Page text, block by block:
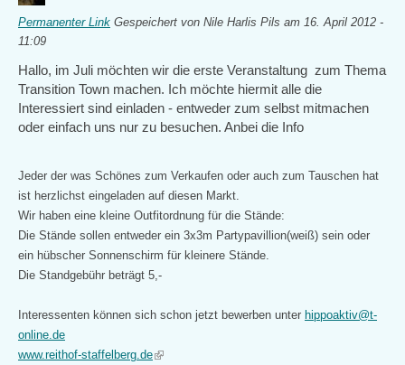
Permanenter Link Gespeichert von Nile Harlis Pils am 16. April 2012 -
11:09
Hallo, im Juli möchten wir die erste Veranstaltung zum Thema
Transition Town machen. Ich möchte hiermit alle die
Interessiert sind einladen - entweder zum selbst mitmachen
oder einfach uns nur zu besuchen. Anbei die Info
Jeder der was Schönes zum Verkaufen oder auch zum Tauschen hat
ist herzlichst eingeladen auf diesen Markt.
Wir haben eine kleine Outfitordnung für die Stände:
Die Stände sollen entweder ein 3x3m Partypavillion(weiß) sein oder
ein hübscher Sonnenschirm für kleinere Stände.
Die Standgebühr beträgt 5,-
Interessenten können sich schon jetzt bewerben unter hippoaktiv@t-
online.de
www.reithof-staffelberg.de(link